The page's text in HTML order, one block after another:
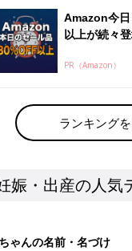
まいにちのたまひよ」出産
まひよのアプリに寄
験談